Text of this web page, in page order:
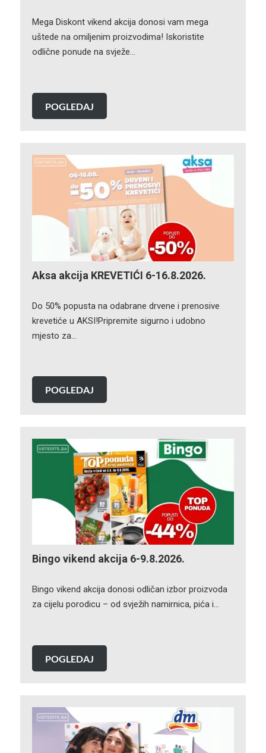
Mega Diskont vikend akcija donosi vam mega
uštede na omiljenim proizvodima! Iskoristite
odlične ponude na svježe…
POGLEDAJ
Aksa akcija KREVETIĆI 6-16.8.2026.
Do 50% popusta na odabrane drvene i prenosive
krevetiće u AKSI!Pripremite sigurno i udobno
mjesto za…
POGLEDAJ
Bingo vikend akcija 6-9.8.2026.
Bingo vikend akcija donosi odličan izbor proizvoda
za cijelu porodicu – od svježih namirnica, pića i…
POGLEDAJ